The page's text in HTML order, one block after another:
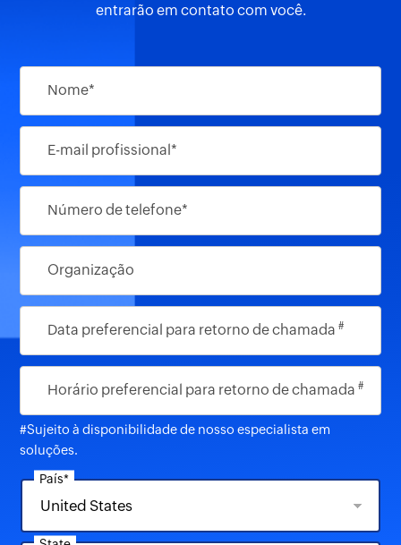
entrarão em contato com você.
Nome*
E-mail profissional*
Número de telefone*
Organização
Data preferencial para retorno de chamada#
Horário preferencial para retorno de chamada#
#Sujeito à disponibilidade de nosso especialista em
soluções.
País*